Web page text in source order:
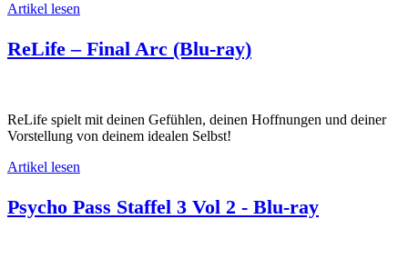
Artikel lesen
ReLife – Final Arc (Blu-ray)
ReLife spielt mit deinen Gefühlen, deinen Hoffnungen und deiner
Vorstellung von deinem idealen Selbst!
Artikel lesen
Psycho Pass Staffel 3 Vol 2 - Blu-ray